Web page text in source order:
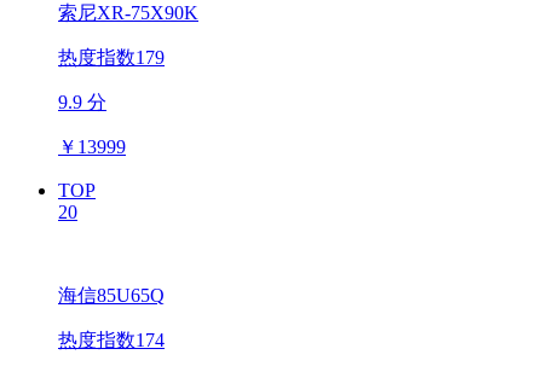
索尼XR-75X90K
热度指数179
9.9 分
￥ 13999
TOP
20
海信85U65Q
热度指数174